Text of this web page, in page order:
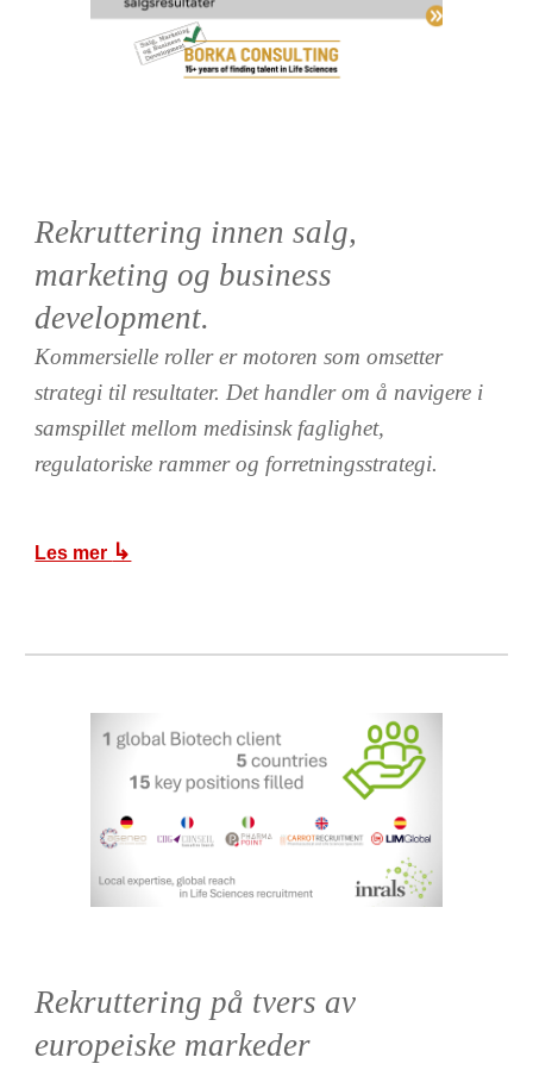
Rekruttering innen salg,
marketing og business
development.
Kommersielle roller er motoren som omsetter
strategi til resultater. Det handler om å navigere i
samspillet mellom medisinsk faglighet,
regulatoriske rammer og forretningsstrategi.
Les mer ↳
Rekruttering på tvers av
europeiske markeder